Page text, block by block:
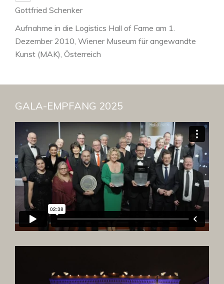
Gottfried Schenker
Aufnahme in die Logistics Hall of Fame am 1.
Dezember 2010, Wiener Museum für angewandte
Kunst (MAK), Österreich
2010, Austrian Museum for Applied Arts (MAK),
GALA-EMPFANG 2025